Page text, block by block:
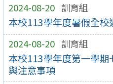
2024-08-20 訓育組
本校113學年度暑假全
2024-08-20 訓育組
本校113學年度第一學
與注意事項